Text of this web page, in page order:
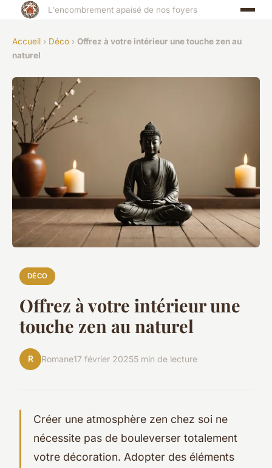
L'encombrement apaisé de nos foyers
Accueil › Déco › Offrez à votre intérieur une touche zen au
naturel
DÉCO
Offrez à votre intérieur une
touche zen au naturel
R Romane17 février 20255 min de lecture
Créer une atmosphère zen chez soi ne
nécessite pas de bouleverser totalement
votre décoration. Adopter des éléments